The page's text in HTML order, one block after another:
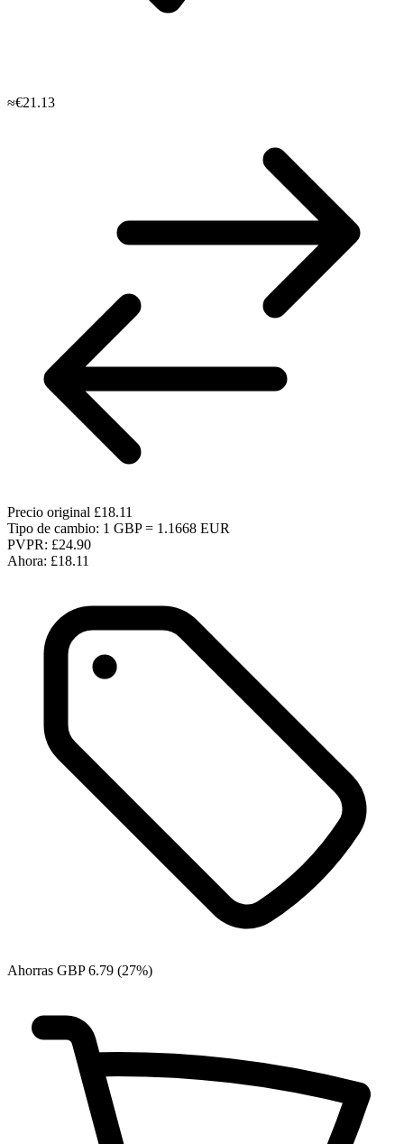
≈€21.13
Precio original £18.11
Tipo de cambio: 1 GBP = 1.1668 EUR
PVPR: £24.90
Ahora: £18.11
Ahorras GBP 6.79 (27%)